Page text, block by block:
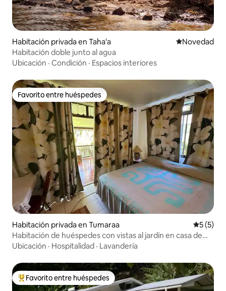
Habitación privada en Taha'a Lugar para
Novedad
Habitación doble junto al agua
Ubicación · Condición · Espacios interiores
Favorito entre huéspedes
Favorito entre huéspedes
Habitación privada en Tumaraa
5 (5)
Habitación de huéspedes con vistas al jardín en casa de
Anouk
Ubicación · Hospitalidad · Lavandería
Favorito entre huéspedes preferido
Favorito entre huéspedes